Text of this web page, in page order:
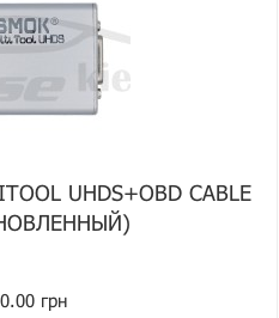
UHDS+OBD CABLE
грн